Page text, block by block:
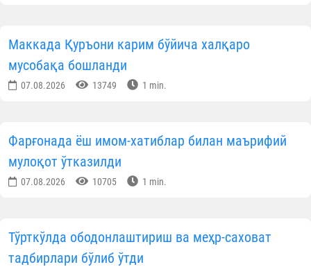
Маккада Қуръони карим бўйича халқаро
мусобақа бошланди
07.08.2026 13749 1 min.
Фарғонада ёш имом-хатиблар билан маърифий
мулоқот ўтказилди
07.08.2026 10705 1 min.
Тўрткўлда ободонлаштириш ва меҳр-саховат
тадбирлари бўлиб ўтди